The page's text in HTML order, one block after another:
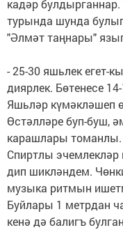
кадәр
турында шунда
"Әлмәт таңнары"
- 25-30 яшьлек егет-
диярлек. Бөтенесе
Яшьләр күмәкләшеп
Өстәлләре буп-буш,
карашлары томанлы.
Спиртлы
дип шикләндем.
музыка ритмын
Буйлары 1 метрдан
кенә дә балигъ